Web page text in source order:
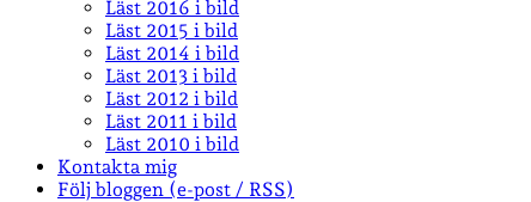
Läst 2016 i bild
Läst 2015 i bild
Läst 2014 i bild
Läst 2013 i bild
Läst 2012 i bild
Läst 2011 i bild
Läst 2010 i bild
Kontakta mig
Följ bloggen (e-post / RSS)